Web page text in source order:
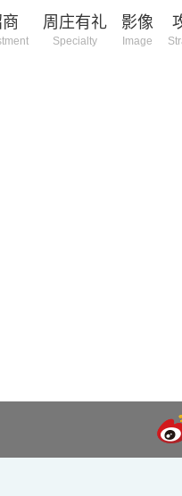
周庄有礼
Specialty
影像
Image